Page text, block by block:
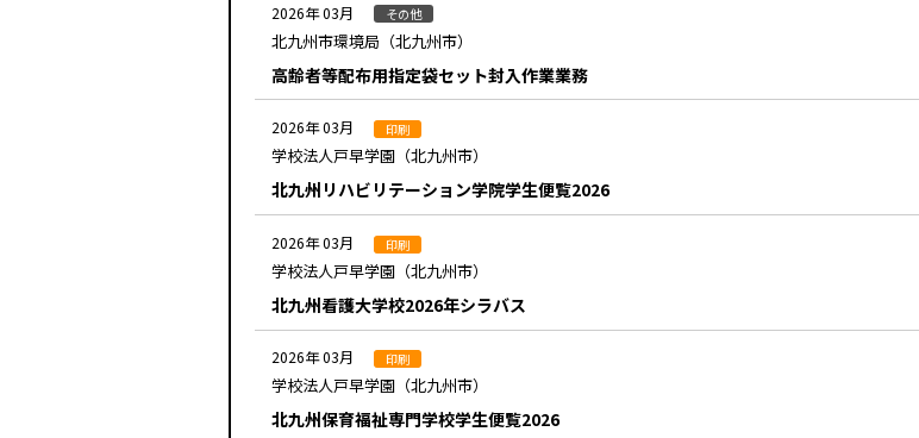
2026年 03月 その他
北九州市環境局（北九州市）
高齢者等配布用指定袋セット封入作業業務
2026年 03月 印刷
学校法人戸早学園（北九州市）
北九州リハビリテーション学院学生便覧2026
2026年 03月 印刷
学校法人戸早学園（北九州市）
北九州看護大学校2026年シラバス
2026年 03月 印刷
学校法人戸早学園（北九州市）
北九州保育福祉専門学校学生便覧2026